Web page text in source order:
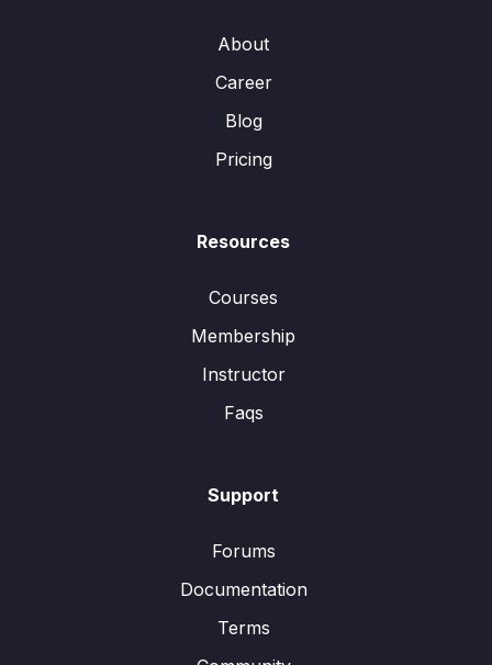
About
Career
Blog
Pricing
Resources
Courses
Membership
Instructor
Faqs
Support
Forums
Documentation
Terms